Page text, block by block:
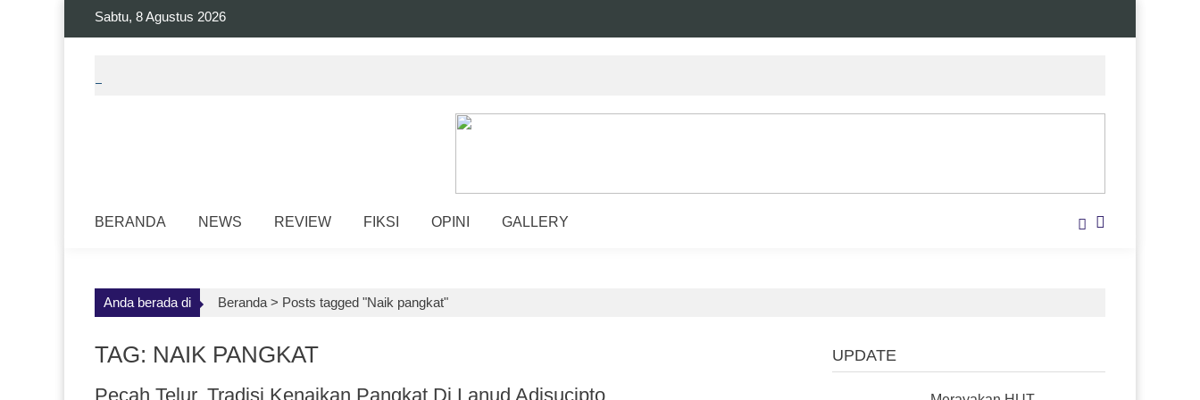
Sabtu, 8 Agustus 2026
BERANDA NEWS REVIEW FIKSI OPINI GALLERY
Anda berada di Beranda > Posts tagged "Naik pangkat"
TAG: NAIK PANGKAT
Pecah Telur, Tradisi Kenaikan Pangkat Di Lanud Adisucipto
UPDATE